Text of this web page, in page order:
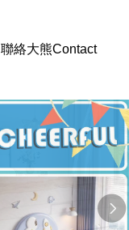
聯絡大熊Contact